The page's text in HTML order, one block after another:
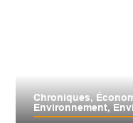
Chroniques,
Environnement,